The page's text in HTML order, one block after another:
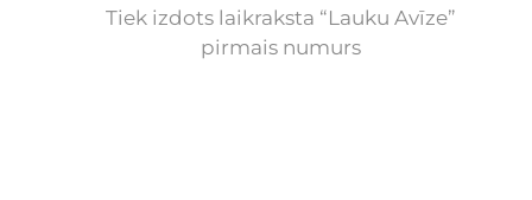
Tiek izdots laikraksta “Lauku Avīze”
pirmais numurs